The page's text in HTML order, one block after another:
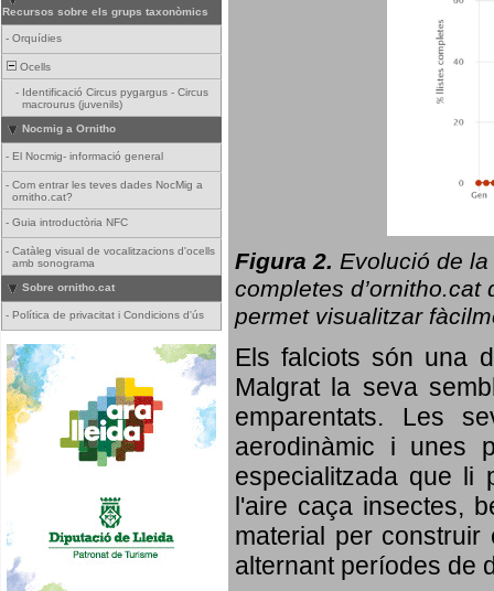
Recursos sobre els grups taxonòmics
- Orquídies
Ocells
- Identificació Circus pygargus - Circus
macrourus (juvenils)
Nocmig a Ornitho
- El Nocmig- informació general
- Com entrar les teves dades NocMig a
ornitho.cat?
- Guia introductòria NFC
- Catàleg visual de vocalitzacions d'ocells
amb sonograma
Sobre ornitho.cat
- Política de privacitat i Condicions d'ús
Figura 2. Evolució de la
completes d’ornitho.cat
permet visualitzar
Els falciots són una
Malgrat la seva
emparentats. Les
aerodinàmic i unes
especialitzada que li
l'aire caça insectes,
material per
alternant períodes de